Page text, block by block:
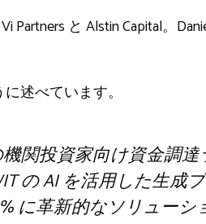
Partners と Alstin Capital。
述べています。
関投資家向け資金調
の AI を活用した生成
に革新的なソリューシ